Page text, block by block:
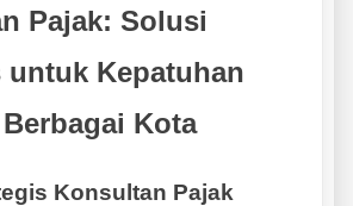
Pajak: Solusi
untuk Kepatuhan
Kota
Konsultan Pajak